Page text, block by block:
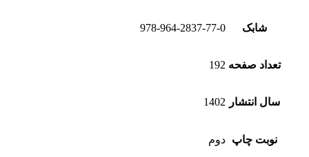
شابک 978-964-2837-77-0
تعداد صفحه 192
سال انتشار 1402
نوبت چاپ دوم